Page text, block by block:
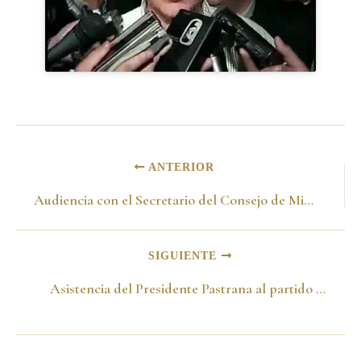
ANTERIOR
Audiencia con el Secretario del Consejo de Ministros de Portugal -10 de julio del 2001-
SIGUIENTE
Asistencia del Presidente Pastrana al partido Colombia vs Ecuador -14 de julio del 2001-